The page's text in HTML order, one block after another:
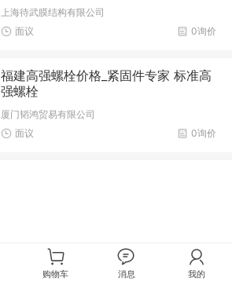
上海待武膜结构有限公司
0询价
面议
福建高强螺栓价格_紧固件专家 标准高
强螺栓
厦门韬鸿贸易有限公司
0询价
面议
购物车 消息 我的